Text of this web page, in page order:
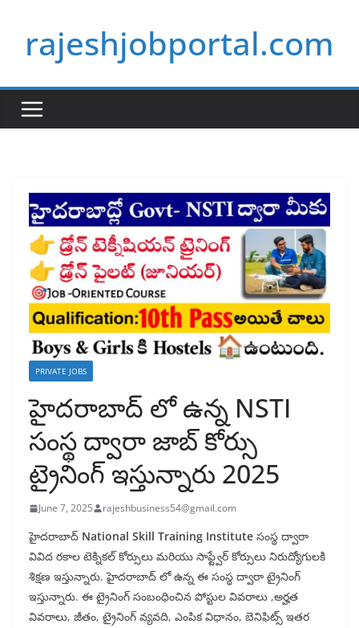
contentrajeshjobportal.com
PRIVATE JOBS
హైదరాబాద్ లో ఉన్న NSTI
సంస్థ ద్వారా జాబ్ కోర్సు
ట్రైనింగ్ ఇస్తున్నారు 2025
June 7, 2025 rajeshbusiness54@gmail.com
హైదరాబాద్ National Skill Training Institute సంస్థ ద్వారా
వివిద రకాల టెక్నికల్ కోర్సులు మరియు సాఫ్ట్వేర్ కోర్సులు నిరుద్యోగులకి
శిక్షణ ఇస్తున్నారు. హైదరాబాద్ లో ఉన్న ఈ సంస్థ ద్వారా ట్రైనింగ్
ఇస్తున్నారు. ఈ ట్రైనింగ్ సంబంధించిన పోస్టుల వివరాలు ,అర్హత
వివరాలు, జీతం, ట్రైనింగ్ వ్యవది, ఎంపిక విధానం, బెనిఫిట్స్ ఇతర